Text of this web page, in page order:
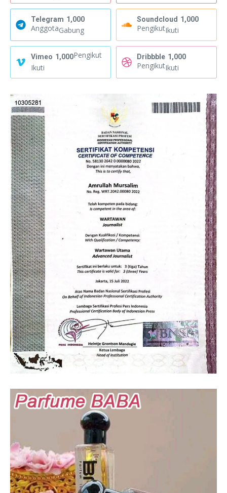
Telegram 1,000
AnggotaGabung
Soundcloud 1,000
PengikutIkuti
Vimeo 1,000Pengikut
Ikuti
Dribbble 1,000
PengikutIkuti